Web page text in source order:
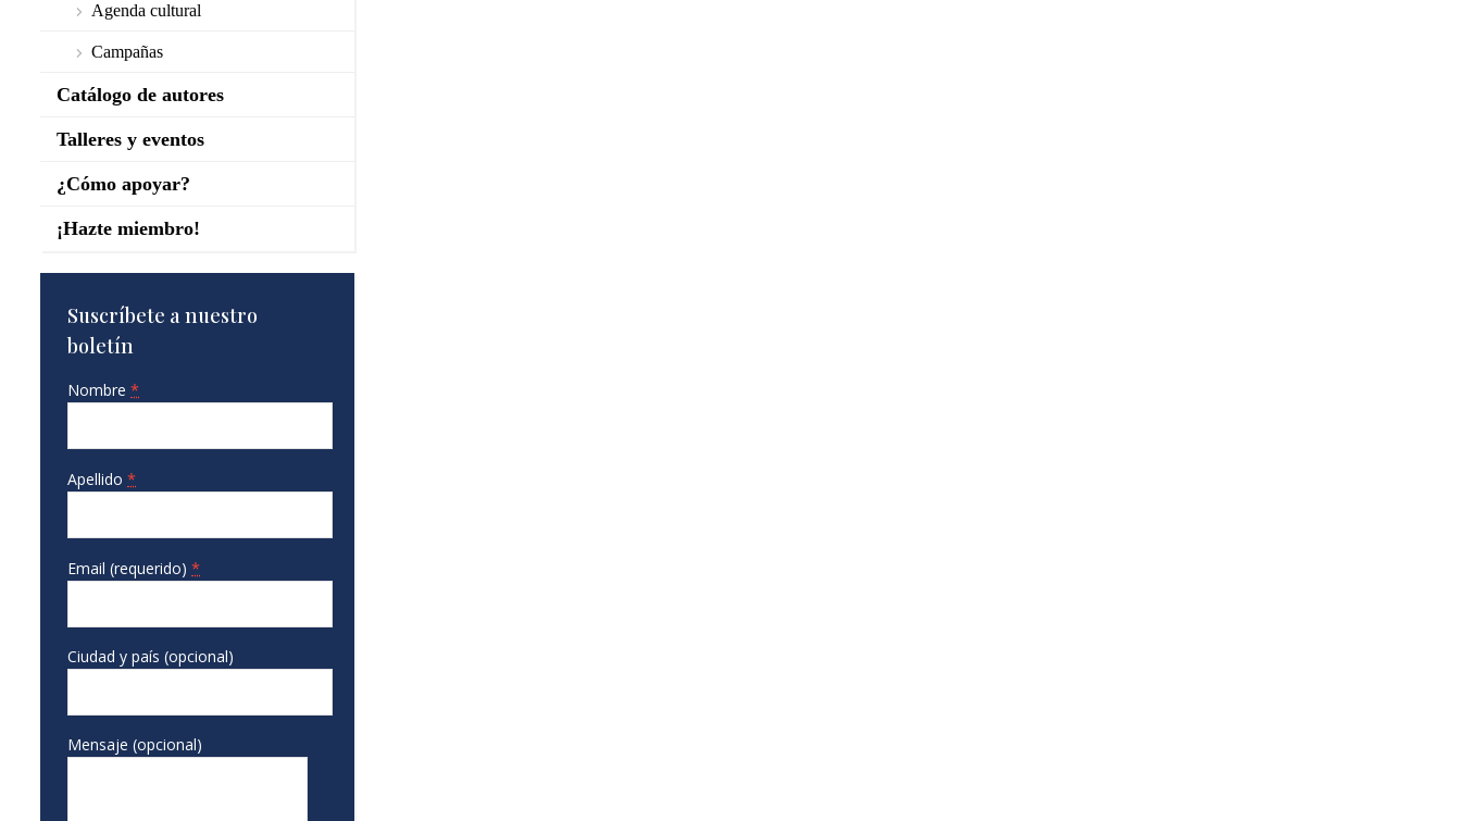
Agenda cultural
Campañas
Catálogo de autores
Talleres y eventos
¿Cómo apoyar?
¡Hazte miembro!
Suscríbete a nuestro
boletín
Nombre *
Apellido *
Email (requerido) *
Ciudad y país (opcional)
Mensaje (opcional)